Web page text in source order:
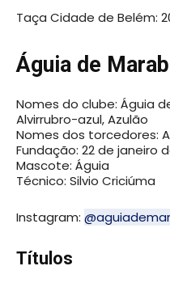
Taça Cidade de Belém:
Águia de
Nomes do clube: Águia
Alvirrubro-azul, Azulão
Nomes dos torcedores:
Fundação: 22 de janeiro
Mascote: Águia
Técnico: Silvio Criciúma
Instagram:
Títulos